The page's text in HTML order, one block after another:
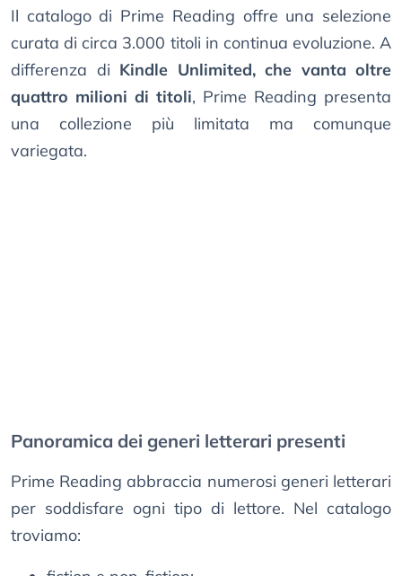
Il catalogo di Prime Reading offre una selezione
curata di circa 3.000 titoli in continua evoluzione. A
differenza di Kindle Unlimited, che vanta oltre
quattro milioni di titoli, Prime Reading presenta
una collezione più limitata ma comunque
variegata.
Panoramica dei generi letterari presenti
Prime Reading abbraccia numerosi generi letterari
per soddisfare ogni tipo di lettore. Nel catalogo
troviamo: